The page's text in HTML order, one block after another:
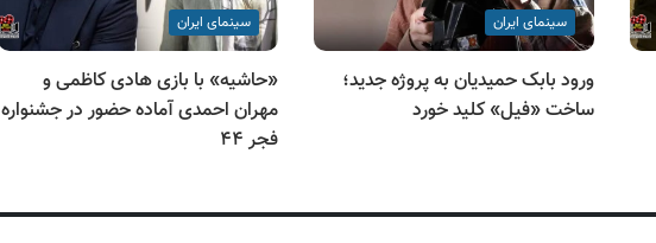
سینمای ایران
ورود بابک حمیدیان به پروژه جدید؛
ساخت «فیل» کلید خورد
سینمای ایران
«حاشیه» با بازی هادی کاظمی و
مهران احمدی آماده حضور در جشنواره
فجر ۴۴